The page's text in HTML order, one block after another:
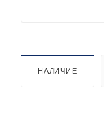
НАЛИЧИЕ